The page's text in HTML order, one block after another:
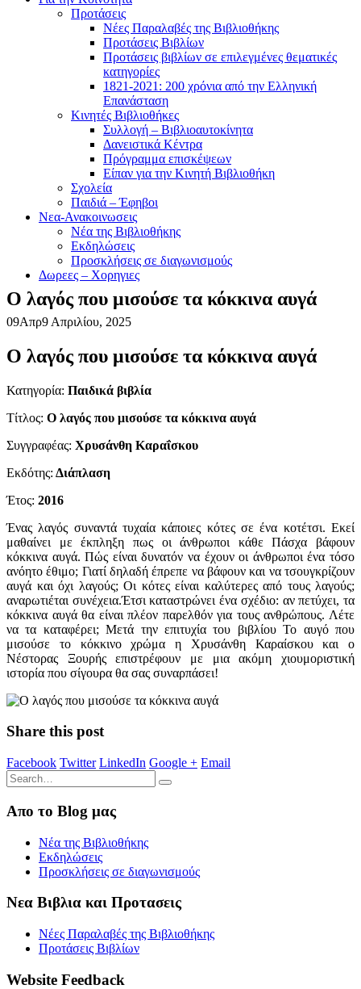
Προτάσεις
Νέες Παραλαβές της Βιβλιοθήκης
Προτάσεις Βιβλίων
Προτάσεις βιβλίων σε επιλεγμένες θεματικές
κατηγορίες
1821-2021: 200 χρόνια από την Ελληνική
Επανάσταση
Κινητές Βιβλιοθήκες
Συλλογή – Βιβλιοαυτοκίνητα
Δανειστικά Κέντρα
Πρόγραμμα επισκέψεων
Είπαν για την Κινητή Βιβλιοθήκη
Σχολεία
Παιδιά – Έφηβοι
Νεα-Ανακοινωσεις
Νέα της Βιβλιοθήκης
Εκδηλώσεις
Προσκλήσεις σε διαγωνισμούς
Δωρεες – Χορηγιες
Ο λαγός που μισούσε τα κόκκινα αυγά
09Απρ9 Απριλίου, 2025
Ο λαγός που μισούσε τα κόκκινα αυγά
Κατηγορία: Παιδικά βιβλία
Τίτλος: Ο λαγός που μισούσε τα κόκκινα αυγά
Συγγραφέας: Χρυσάνθη Καραΐσκου
Εκδότης: Διάπλαση
Έτος: 2016
Ένας λαγός συναντά τυχαία κάποιες κότες σε ένα κοτέτσι. Εκεί
μαθαίνει με έκπληξη πως οι άνθρωποι κάθε Πάσχα βάφουν
κόκκινα αυγά. Πώς είναι δυνατόν να έχουν οι άνθρωποι ένα τόσο
ανόητο έθιμο; Γιατί δηλαδή έπρεπε να βάφουν και να τσουγκρίζουν
αυγά και όχι λαγούς; Οι κότες είναι καλύτερες από τους λαγούς;
αναρωτιέται συνέχεια.Έτσι καταστρώνει ένα σχέδιο: αν πετύχει, τα
κόκκινα αυγά θα είναι πλέον παρελθόν για τους ανθρώπους. Λέτε
να τα καταφέρει; Μετά την επιτυχία του βιβλίου Το αυγό που
μισούσε το κόκκινο χρώμα η Χρυσάνθη Καραίσκου και ο
Νέστορας Ξουρής επιστρέφουν με μια ακόμη χιουμοριστική
ιστορία που σίγουρα θα σας συναρπάσει!
Share this post
Facebook Twitter LinkedIn Google + Email
Απο το Blog μας
Νέα της Βιβλιοθήκης
Εκδηλώσεις
Προσκλήσεις σε διαγωνισμούς
Νεα Βιβλια και Προτασεις
Νέες Παραλαβές της Βιβλιοθήκης
Προτάσεις Βιβλίων
Website Feedback